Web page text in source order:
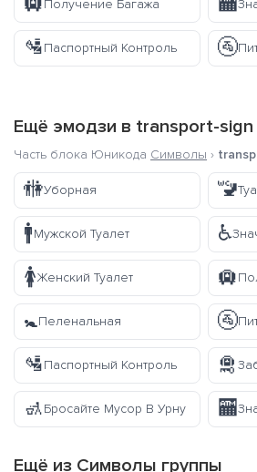
Получение Багажа
🛂Паспортный Контроль 🚰
Ещё эмодзи в transport-sign
Часть блока Юникода Символы ›
🚻Уборная 🚾
🚹Мужской Туалет ♿
🚺Женский Туалет 🛄
🚼Пеленальная 🚰
🛂Паспортный Контроль 🛅
🚮Бросайте Мусор В Урну 🏧
Ещё из Символы группы